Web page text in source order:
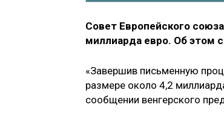
Совет Европейского
миллиарда евро. Об этом
«Завершив письменную
размере около 4,2
сообщении венгерского